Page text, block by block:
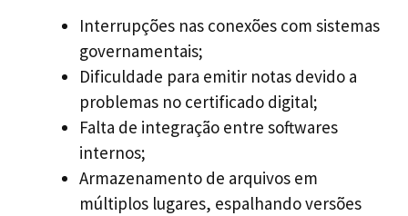
Interrupções nas conexões com sistemas
governamentais;
Dificuldade para emitir notas devido a
problemas no certificado digital;
Falta de integração entre softwares
internos;
Armazenamento de arquivos em
múltiplos lugares, espalhando versões